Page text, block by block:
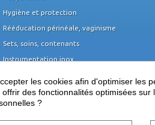
Hygiène et protection
Rééducation périnéale, vaginisme
Sets, soins, contenants
Instrumentation inox
Mobilier médical
Équipement du cabinet
Papeterie, piles
les cookies afin d'optimiser les
des fonctionnalités optimisées
?